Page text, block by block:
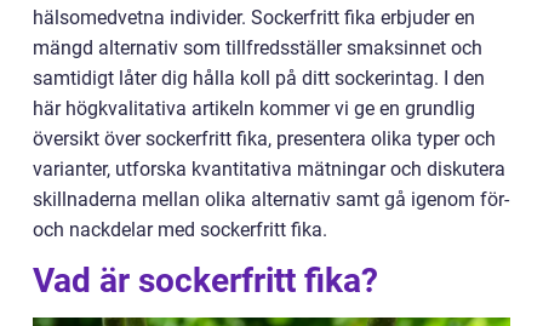
hälsomedvetna individer. Sockerfritt fika erbjuder en
mängd alternativ som tillfredsställer smaksinnet och
samtidigt låter dig hålla koll på ditt sockerintag. I den
här högkvalitativa artikeln kommer vi ge en grundlig
översikt över sockerfritt fika, presentera olika typer och
varianter, utforska kvantitativa mätningar och diskutera
skillnaderna mellan olika alternativ samt gå igenom för-
och nackdelar med sockerfritt fika.
Vad är sockerfritt fika?